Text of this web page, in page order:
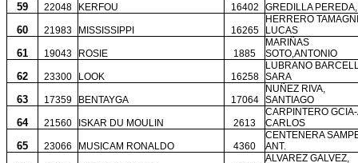
59 22048 KERFOU 16402 GREDILLA
60 21983 MISSISSIPPI 16265
HERRERO
LUCAS
61 19043 ROSIE 1885
MARIÑAS
SOTO,ANTONIO
62 23300 LOOK 16258
LUBRANO
SARA
63 17359 BENTAYGA 17064
NUÑEZ RIVA,
SANTIAGO
64 21560 ISKAR DU MOULIN 2613
CARPINTERO
CARLOS
65 23066 MUSICAM RONALDO 4360
CENTENERA
ANT.
ALVAREZ GALVEZ,